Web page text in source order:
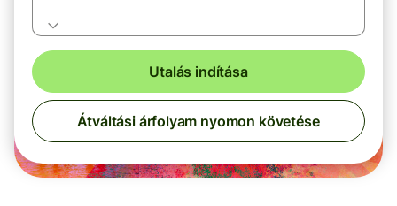
Utalás indítása
Átváltási árfolyam nyomon követése